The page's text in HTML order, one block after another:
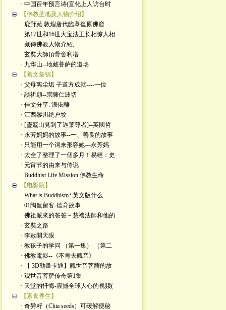
· 中国百年预言诗(宣化上人访台时
【佛教圣地及人物介绍】
· 鹿野苑 敦煌唐代臨摹復原佛窟
· 第17世和16世大宝法王长相惊人相
· 藏傳佛教人物介紹,
· 玄奘大師頂骨舍利塔
· 九华山--地藏菩萨的道场
【善文集锦】
· 父母离尘垢 子道方成就----一位
· 談祈願--宗薩仁波切
· 佳文分享: 浪依離
· 江西黎川绝户坟
· [靈鷲山見到了迦葉尊者]--英國哲
· 永芳妈妈的故事--一、善良的故事
· 只能用一个词来形容她---永芳妈
· 太全了整理了一個多月！易經：史
· 元宵节的由来与传说
· Buddhist Life Mission 佛教生命
【电影院】
· What is Buddhism? 英文版什么
· 01陶侃留客-德育故事
· 佛祖派來的爸爸－慧禮法師和他的
· 玄奘之路
· 李敖開天眼
· 教孩子的学问 （第一集） （第二
· 佛教電影--《不肯去觀音》
· 【 3D動畫卡通】觀世音菩薩的故
· 观世音菩萨传奇第1集
· 天堂的忏悔-震撼全球人心的视频(
【素食养生】
· 奇异籽（Chia seeds）可缓解便秘